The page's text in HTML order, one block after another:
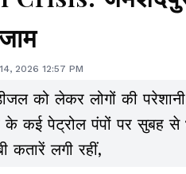
2026 12:57 PM
को लेकर लोगों की परेशानी
के कई पेट्रोल पंपों पर सुबह
कतारें लगी रहीं,